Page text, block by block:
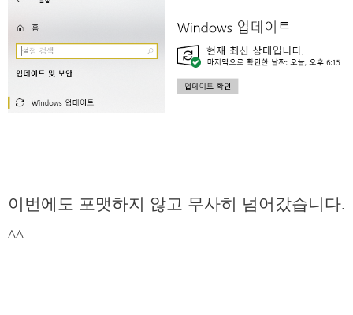
이번에도 포맷하지 않고 무사히 넘어갔습니다.
^^